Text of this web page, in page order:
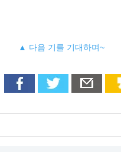
▲ 다음 기를 기대하며~